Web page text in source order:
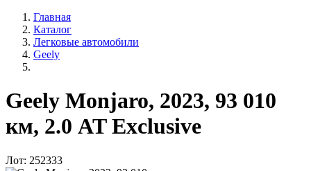
Главная
Каталог
Легковые автомобили
Geely
Geely Monjaro, 2023, 93 010
км, 2.0 AT Exclusive
Лот: 252333